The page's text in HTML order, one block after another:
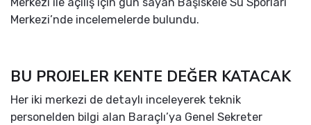
Merkezi’nde incelemelerde bulundu.
BU PROJELER KENTE DEĞER KATACAK
Her iki merkezi de detaylı inceleyerek teknik
personelden bilgi alan Baraçlı’ya Genel Sekreter